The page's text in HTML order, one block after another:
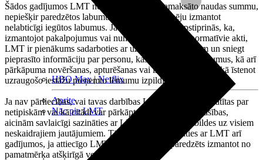
HBO Max | Netflix
Aprite
Nāc pie LMT
Šādos gadījumos LMT neatmaksā klienta samaksāto naudas summu,
nepiešķir paredzētos labumus, kā arī liedz iespēju izmantot
nelabticīgi iegūtos labumus. Ja pārbaudes laikā apstiprinās, ka,
izmantojot pakalpojumus vai numurus, ir pārkāpti normatīvie akti,
LMT ir pienākums sadarboties ar uzraudzības iestādēm un sniegt
pieprasīto informāciju par personu, kas pieļāvusi pārkāpumus, kā arī
pārkāpuma novēršanas, apturēšanas vai izmeklēšanas nolūkā īstenot
uzraugošo iestāžu pieņemto lēmumu izpildi.
Ja nav pārliecības, vai tavas darbības LMT tīklā tiks uzskatītas par
netipiskām vai kā citādi var pārkāpt normatīvo aktu prasības,
aicinām savlaicīgi sazināties ar LMT, lai saņemtu atbildes uz visiem
neskaidrajiem jautājumiem. Tāpat aicinām sazināties ar LMT arī
gadījumos, ja attiecīgo LMT pakalpojumu ir paredzēts izmantot no
pamatmērķa atšķirīgā veidā.